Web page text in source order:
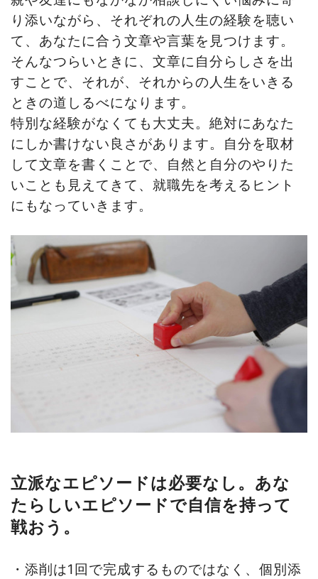
り添いながら、それぞれの人生の経験を聴い
て、あなたに合う文章や言葉を見つけます。
そんなつらいときに、文章に自分らしさを出
すことで、それが、それからの人生をいきる
ときの道しるべになります。
特別な経験がなくても大丈夫。絶対にあなた
にしか書けない良さがあります。自分を取材
して文章を書くことで、自然と自分のやりた
いことも見えてきて、就職先を考えるヒント
にもなっていきます。
立派なエピソードは必要なし。あな
たらしいエピソードで自信を持って
戦おう。
・添削は1 回で完成するものではなく、個別添